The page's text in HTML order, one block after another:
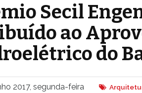
Secil
ao
do
2017, segunda-feira